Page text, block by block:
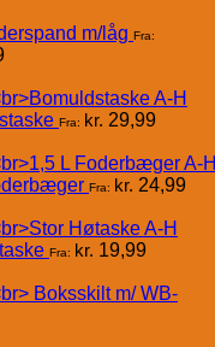
m/låg Fra:
A-H
Fra: kr. 29,99
A-H
Fra: kr. 24,99
A-H
Fra: kr. 19,99